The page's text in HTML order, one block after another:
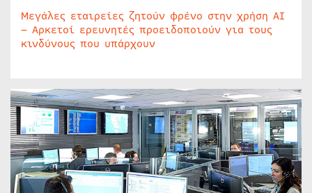
Μεγάλες εταιρείες ζητούν φρένο στην χρήση AI
– Αρκετοί ερευνητές προειδοποιούν για τους
κινδύνους που υπάρχουν